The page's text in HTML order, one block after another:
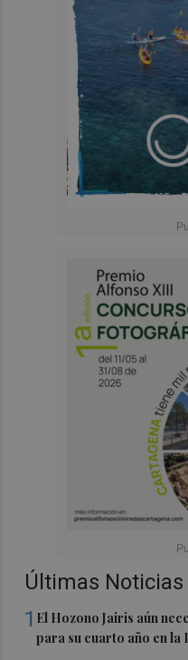
Últimas Noticias
1 El Hozono Jairis aún
para su cuarto año en la